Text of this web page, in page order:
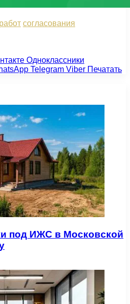
работ согласования
Одноклассники
Telegram Viber Печатать
под ИЖС в Московской